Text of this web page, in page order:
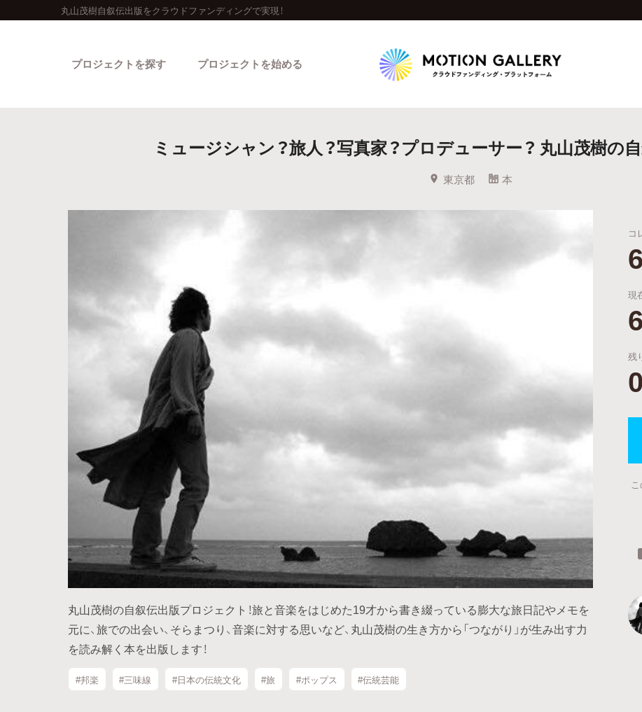
丸山茂樹自叙伝出版をクラウドファンディングで実現！
プロジェクトを探す
人気のプロジェクト 新着プロジェクト 終了間近のプロジェク
Feature
カテゴリーから探す タグから探す
Legendary
プロジェクトを始める
ミュージシャン？旅人？写真家？プロデューサー？ 丸山茂樹の
東京都 本
丸山茂樹の自叙伝出版プロジェクト！旅と音楽をはじめた19才から書き綴っている膨大な旅日記やメモを
元に、旅での出会い、そらまつり、音楽に対する思いなど、丸山茂樹の生き方から「つながり」が生み出す力
を読み解く本を出版します！
#邦楽 #三味線 #日本の伝統文化 #旅 #ポップス #伝統芸能
コ
現
残
0